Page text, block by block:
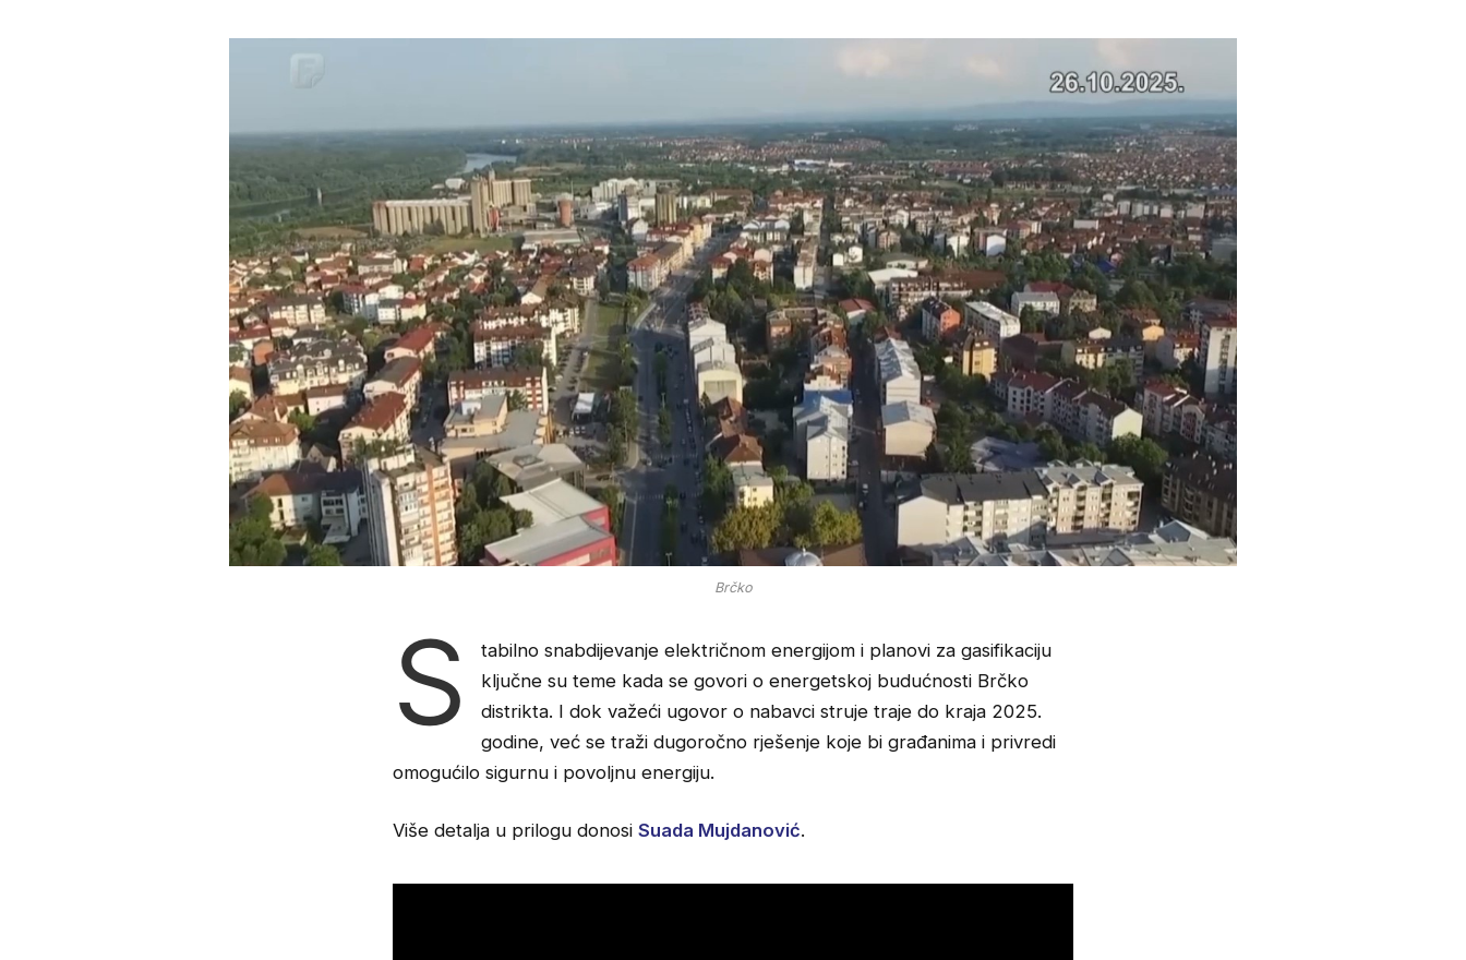
Brčko
S
tabilno snabdijevanje električnom energijom i planovi za gasifikaciju
ključne su teme kada se govori o energetskoj budućnosti Brčko
distrikta. I dok važeći ugovor o nabavci struje traje do kraja 2025.
godine, već se traži dugoročno rješenje koje bi građanima i privredi
omogućilo sigurnu i povoljnu energiju.
Više detalja u prilogu donosiSuada Mujdanović.